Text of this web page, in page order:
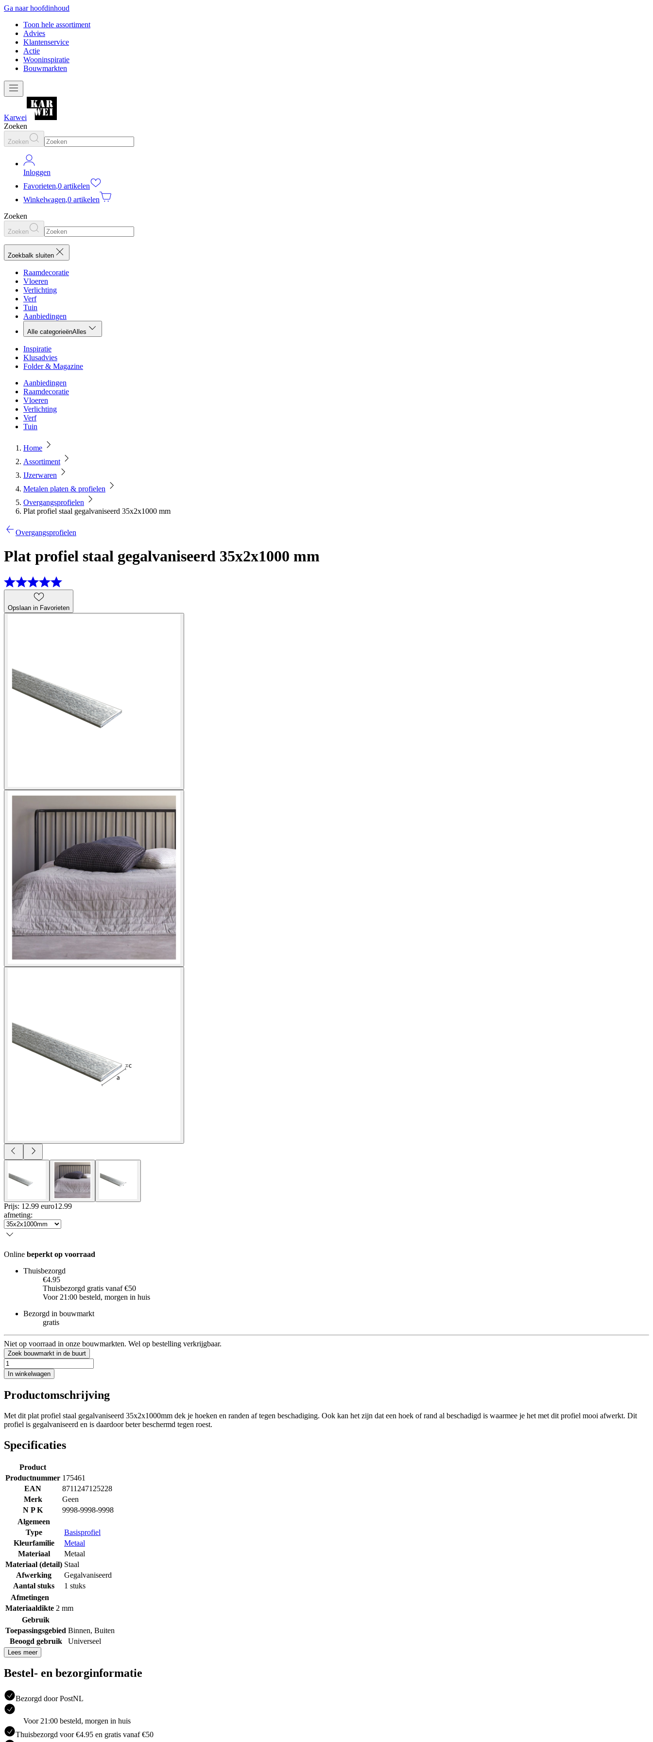
Ga naar hoofdinhoud
Toon hele assortiment
Advies
Klantenservice
Actie
Wooninspiratie
Bouwmarkten
Karwei
Zoeken
Zoeken
Inloggen
Favorieten,0 artikelen
Winkelwagen,0 artikelen
Zoeken
Zoeken
Zoekbalk sluiten
Raamdecoratie
Vloeren
Verlichting
Verf
Tuin
Aanbiedingen
Alle categorieënAlles
Inspiratie
Klusadvies
Folder & Magazine
Aanbiedingen
Raamdecoratie
Vloeren
Verlichting
Verf
Tuin
Home
Assortiment
IJzerwaren
Metalen platen & profielen
Overgangsprofielen
Plat profiel staal gegalvaniseerd 35x2x1000 mm
Overgangsprofielen
Plat profiel staal gegalvaniseerd 35x2x1000 mm
Opslaan in Favorieten
Prijs: 12.99 euro12.99
afmeting:
Online beperkt op voorraad
Thuisbezorgd
€4.95
Thuisbezorgd gratis vanaf €50
Voor 21:00 besteld, morgen in huis
Bezorgd in bouwmarkt
gratis
Niet op voorraad in onze bouwmarkten. Wel op bestelling verkrijgbaar.
Zoek bouwmarkt in de buurt
In winkelwagen
Productomschrijving
Met dit plat profiel staal gegalvaniseerd 35x2x1000mm dek je hoeken en randen af tegen beschadiging. Ook kan het zijn dat een hoek of rand al beschadigd is waarmee je het met dit profiel mooi afwerkt. Dit
profiel is gegalvaniseerd en is daardoor beter beschermd tegen roest.
Specificaties
Product
Productnummer 175461
EAN
8711247125228
Merk
Geen
N P K
9998-9998-9998
Algemeen
Type
Basisprofiel
Kleurfamilie
Metaal
Materiaal
Metaal
Materiaal (detail) Staal
Afwerking
Gegalvaniseerd
Aantal stuks
1 stuks
Afmetingen
Materiaaldikte 2 mm
Gebruik
Toepassingsgebied Binnen, Buiten
Beoogd gebruik
Universeel
Lees meer
Bestel- en bezorginformatie
Bezorgd door PostNL
Voor 21:00 besteld, morgen in huis
Thuisbezorgd voor €4.95 en gratis vanaf €50